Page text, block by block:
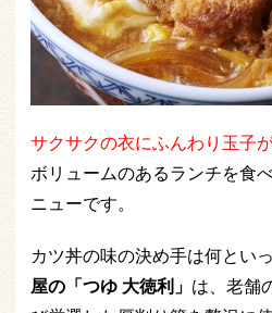
サクサクの衣にふんわり玉子
ボリュームのあるランチを食
ニューです。
カツ丼の味の決め手は何とい
屋の「つゆ 大徳利」 は、老舗